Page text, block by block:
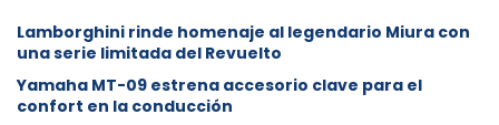
Lamborghini rinde homenaje al legendario Miura con
una serie limitada del Revuelto
Yamaha MT-09 estrena accesorio clave para el
confort en la conducción